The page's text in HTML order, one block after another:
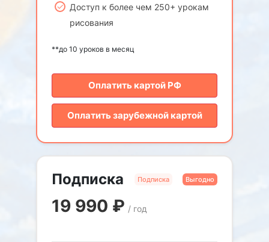
Доступ к более чем 250+ урокам
рисования
**до 10 уроков в месяц
Оплатить картой РФ
Оплатить зарубежной картой
Подписка Подписка Выгодно
19 990 ₽ / год